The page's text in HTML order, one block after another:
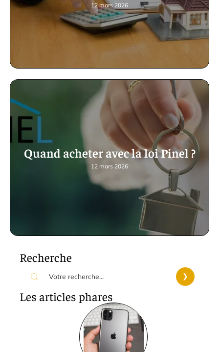
12 mars 2026
Quand acheter avec la loi Pinel ?
12 mars 2026
Recherche
Les articles phares